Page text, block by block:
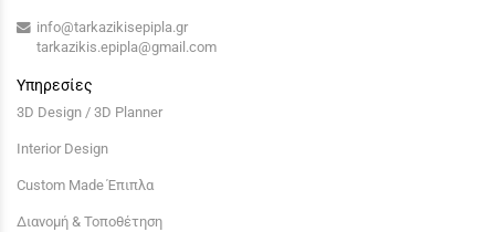
info@tarkazikisepipla.gr
tarkazikis.epipla@gmail.com
Υπηρεσίες
3D Design / 3D Planner
Interior Design
Custom Made Έπιπλα
Διανομή & Τοποθέτηση